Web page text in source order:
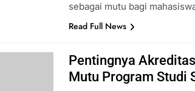
sebagai mutu bagi
Read Full News
Pentingnya
Mutu Program Studi